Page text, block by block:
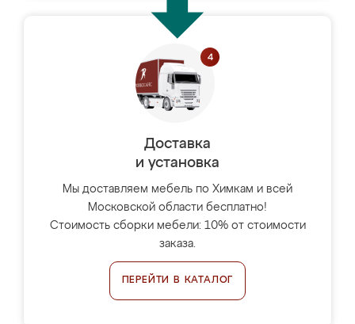
Доставка
и установка
Мы доставляем мебель по Химкам и всей
Московской области бесплатно!
Стоимость сборки мебели: 10% от стоимости
заказа.
ПЕРЕЙТИ В КАТАЛОГ